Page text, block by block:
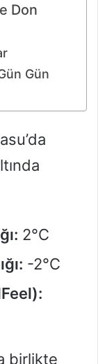
Don
Gün
2°C
-2°C
birlikte